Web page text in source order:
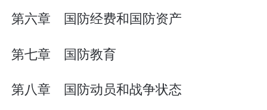
第六章 国防经费和国防资产
第七章 国防教育
第八章 国防动员和战争状态